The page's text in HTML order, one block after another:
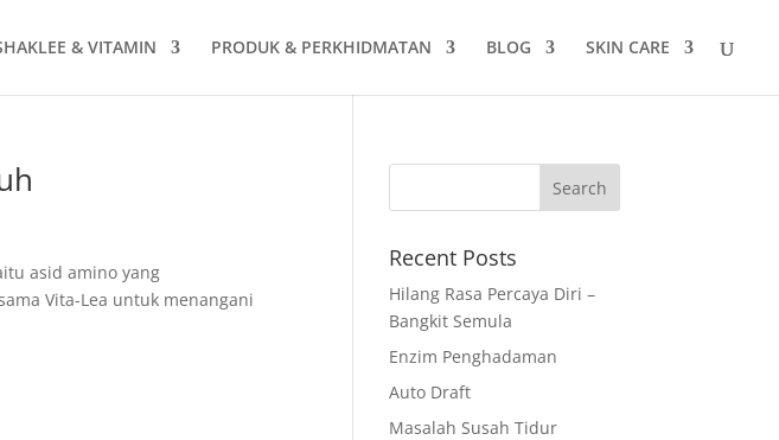
& VITAMIN PRODUK & PERKHIDMATAN BLOG SKIN CARE
asid amino yang
Vita-Lea untuk menangani
Recent Posts
Hilang Rasa Percaya Diri –
Bangkit Semula
Enzim Penghadaman
Auto Draft
Masalah Susah Tidur